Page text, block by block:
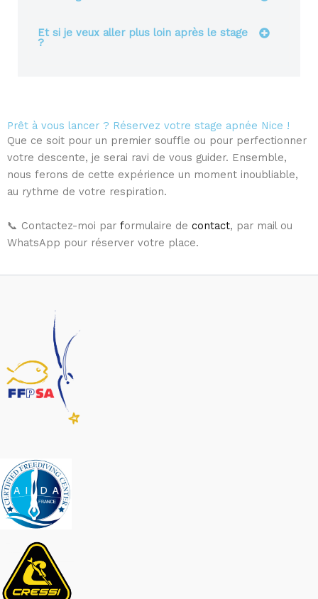
Et si je veux aller plus loin après le stage
?
Prêt à vous lancer ? Réservez votre stage apnée Nice !
Que ce soit pour un premier souffle ou pour perfectionner
votre descente, je serai ravi de vous guider. Ensemble,
nous ferons de cette expérience un moment inoubliable,
au rythme de votre respiration.
📞 Contactez-moi par formulaire de contact, par mail ou
WhatsApp pour réserver votre place.